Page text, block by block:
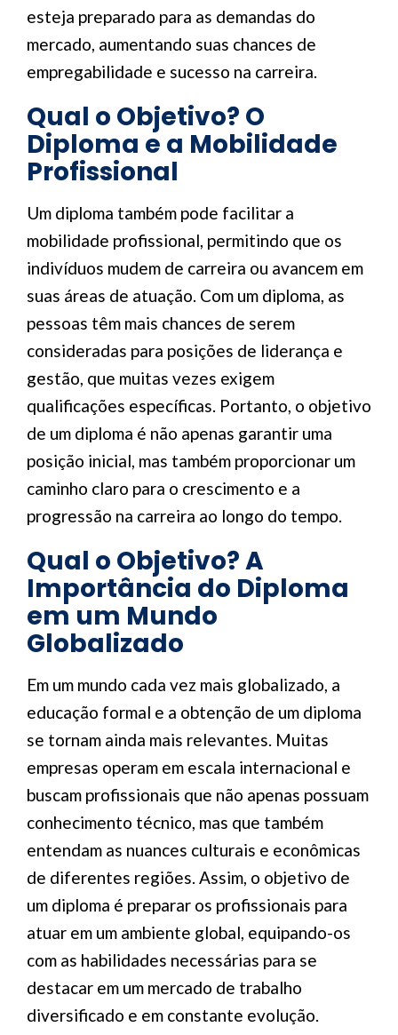
esteja preparado para as demandas do
mercado, aumentando suas chances de
empregabilidade e sucesso na carreira.
Qual o Objetivo? O
Diploma e a Mobilidade
Profissional
Um diploma também pode facilitar a
mobilidade profissional, permitindo que os
indivíduos mudem de carreira ou avancem em
suas áreas de atuação. Com um diploma, as
pessoas têm mais chances de serem
consideradas para posições de liderança e
gestão, que muitas vezes exigem
qualificações específicas. Portanto, o objetivo
de um diploma é não apenas garantir uma
posição inicial, mas também proporcionar um
caminho claro para o crescimento e a
progressão na carreira ao longo do tempo.
Qual o Objetivo? A
Importância do Diploma
em um Mundo
Globalizado
Em um mundo cada vez mais globalizado, a
educação formal e a obtenção de um diploma
se tornam ainda mais relevantes. Muitas
empresas operam em escala internacional e
buscam profissionais que não apenas possuam
conhecimento técnico, mas que também
entendam as nuances culturais e econômicas
de diferentes regiões. Assim, o objetivo de
um diploma é preparar os profissionais para
atuar em um ambiente global, equipando-os
com as habilidades necessárias para se
destacar em um mercado de trabalho
diversificado e em constante evolução.